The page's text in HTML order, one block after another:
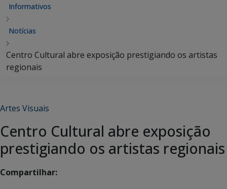
Informativos
Notícias
Centro Cultural abre exposição prestigiando os artistas
regionais
Artes Visuais
Centro Cultural abre exposição
prestigiando os artistas regionais
Compartilhar: